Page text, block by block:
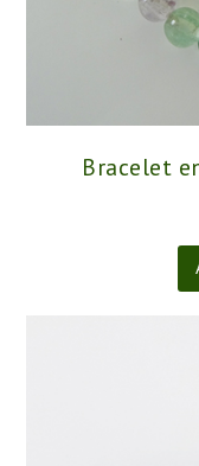
Bracelet